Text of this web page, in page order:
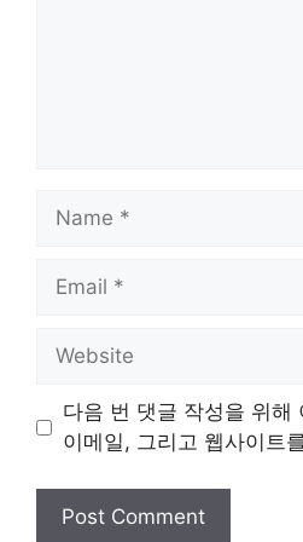
Name
Email
Website
다음 번 댓글 작성을 위해
이메일, 그리고 웹사이트